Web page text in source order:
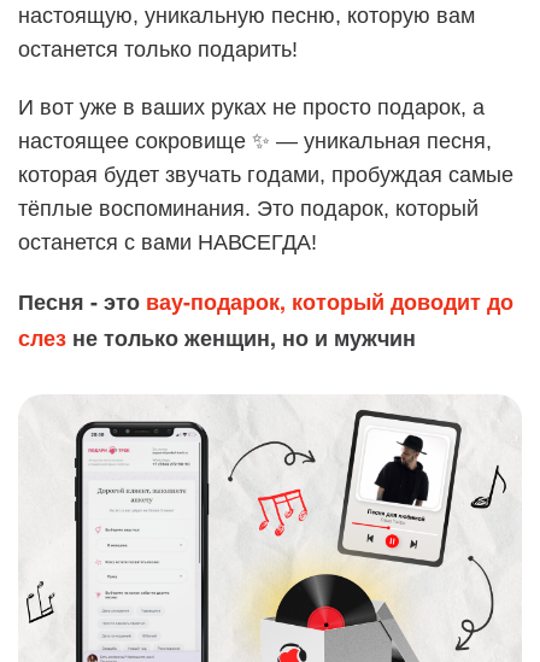
настоящую, уникальную песню, которую вам
останется только подарить!
И вот уже в ваших руках не просто подарок, а
настоящее сокровище ✨ — уникальная песня,
которая будет звучать годами, пробуждая самые
тёплые воспоминания. Это подарок, который
останется с вами НАВСЕГДА!
Песня - это вау-подарок, который доводит до
слез не только женщин, но и мужчин